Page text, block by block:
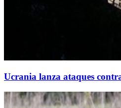
Ucrania lanza ataques